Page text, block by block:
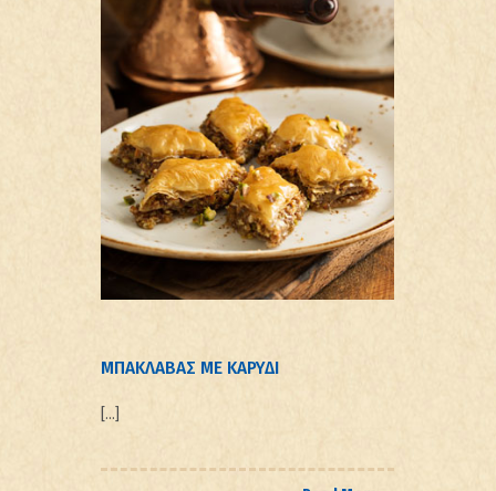
ΜΠΑΚΛΑΒΑΣ ΜΕ ΚΑΡΥΔΙ
[…]